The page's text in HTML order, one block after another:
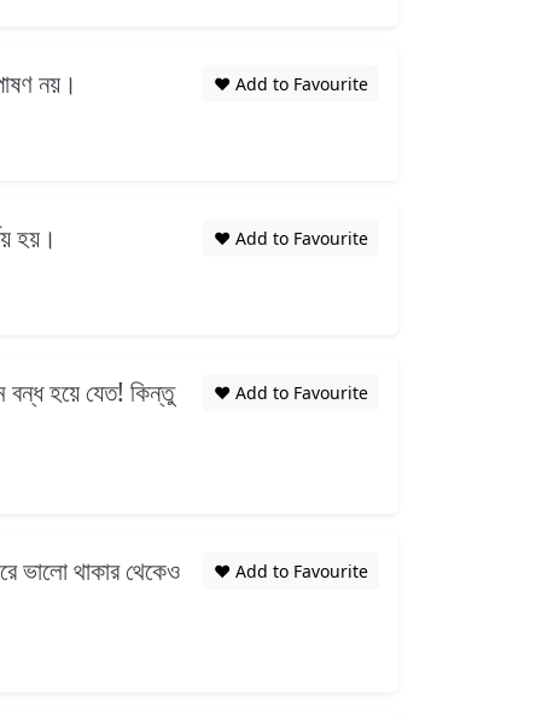
নয়। ❤️ Add to Favourite
হয়। ❤️ Add to Favourite
হয়ে যেত! কিন্তু
❤️ Add to Favourite
ভালো থাকার থেকেও
❤️ Add to Favourite